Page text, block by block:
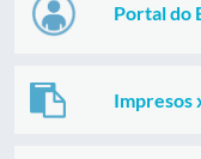
Portal do
Impresos